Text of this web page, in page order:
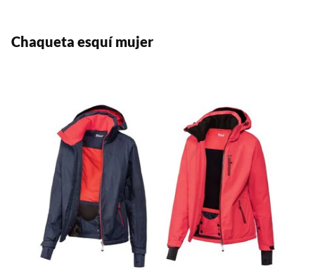
Chaqueta esquí mujer